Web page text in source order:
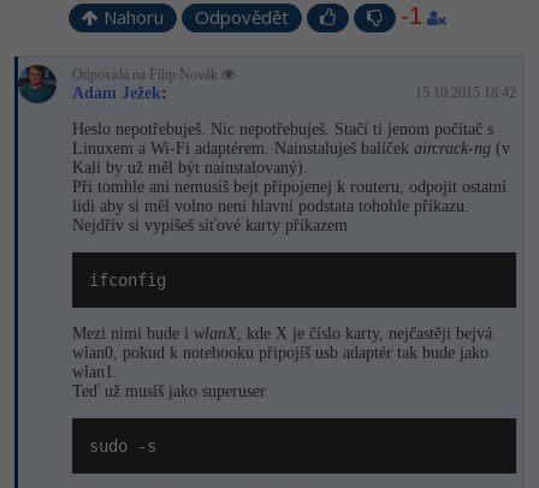
Nahoru Odpovědět -1
Odpovídá na Filip Novák
Adam Ježek: 15.10.2015 18:42
Heslo nepotřebuješ. Nic nepotřebuješ. Stačí ti jenom počítač s
Linuxem a Wi-Fi adaptérem. Nainstaluješ balíček aircrack-ng (v
Kali by už měl být nainstalovaný).
Při tomhle ani nemusíš bejt připojenej k routeru, odpojit ostatní
lidi aby si měl volno neni hlavní podstata tohohle příkazu.
Nejdřív si vypíšeš síťové karty příkazem
ifconfig
Mezi nimi bude i wlanX , kde X je číslo karty, nejčastěji bejvá
wlan0, pokud k notebooku připojíš usb adaptér tak bude jako
wlan1.
Teď už musíš jako superuser
sudo -s